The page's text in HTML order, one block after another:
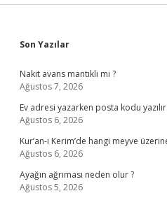
Sidebar
Son Yazılar
Nakit avans mantıklı mı ?
Ağustos 7, 2026
Ev adresi yazarken posta kodu yazılır
Ağustos 6, 2026
Kur’an-ı Kerim’de hangi meyve
Ağustos 6, 2026
Ayağın ağrıması neden olur ?
Ağustos 5, 2026